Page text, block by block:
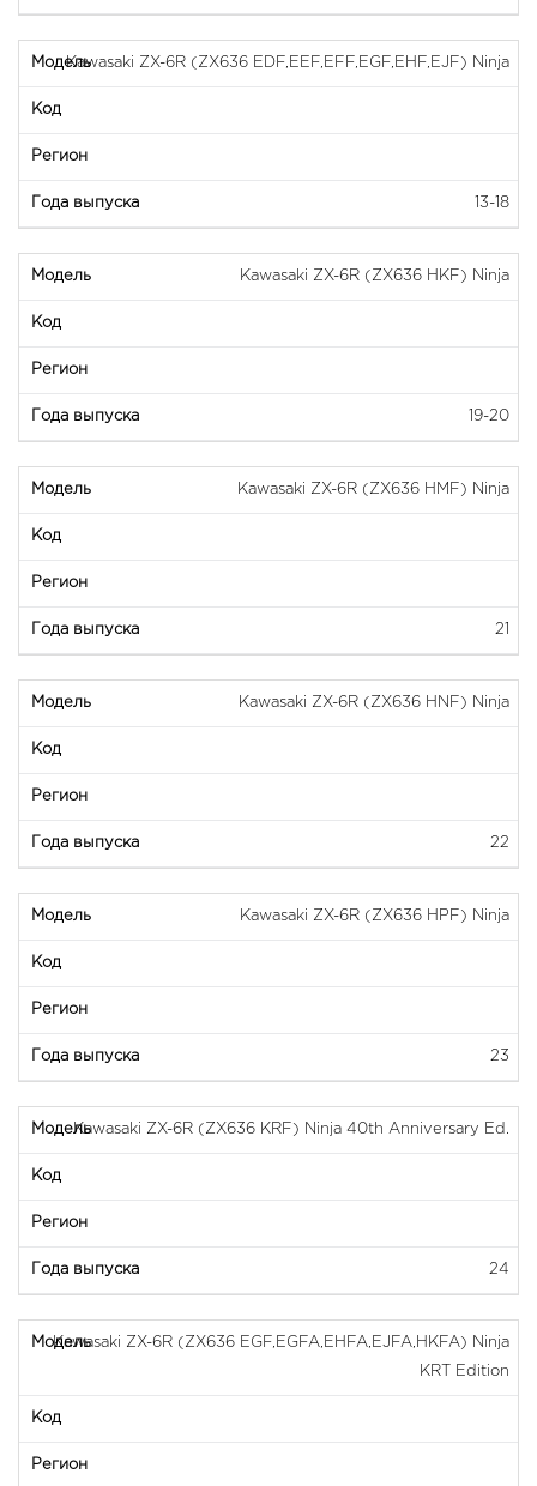
Kawasaki ZX-6R (ZX636 EDF,EEF,EFF,EGF,EHF,EJF) Ninja
13-18
Kawasaki ZX-6R (ZX636 HKF) Ninja
19-20
Kawasaki ZX-6R (ZX636 HMF) Ninja
21
Kawasaki ZX-6R (ZX636 HNF) Ninja
22
Kawasaki ZX-6R (ZX636 HPF) Ninja
23
Kawasaki ZX-6R (ZX636 KRF) Ninja 40th Anniversary Ed.
24
Kawasaki ZX-6R (ZX636 EGF,EGFA,EHFA,EJFA,HKFA) Ninja
KRT Edition